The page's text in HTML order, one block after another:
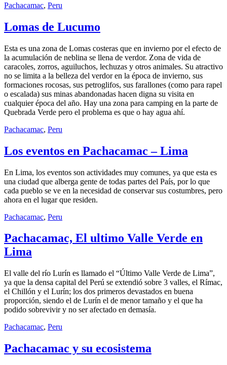
Pachacamac, Peru
Lomas de Lucumo
Esta es una zona de Lomas costeras que en invierno por el efecto de
la acumulación de neblina se llena de verdor. Zona de vida de
caracoles, zorros, aguiluchos, lechuzas y otros animales. Su atractivo
no se limita a la belleza del verdor en la época de invierno, sus
formaciones rocosas, sus petroglifos, sus farallones (como para rapel
o escalada) sus minas abandonadas hacen digna su visita en
cualquier época del año. Hay una zona para camping en la parte de
Quebrada Verde pero el problema es que o hay agua ahí.
Pachacamac, Peru
Los eventos en Pachacamac – Lima
En Lima, los eventos son actividades muy comunes, ya que esta es
una ciudad que alberga gente de todas partes del País, por lo que
cada pueblo se ve en la necesidad de conservar sus costumbres, pero
ahora en el lugar que residen.
Pachacamac, Peru
Pachacamac, El ultimo Valle Verde en
Lima
El valle del río Lurín es llamado el “Último Valle Verde de Lima”,
ya que la densa capital del Perú se extendió sobre 3 valles, el Rímac,
el Chillón y el Lurín; los dos primeros devastados en buena
proporción, siendo el de Lurín el de menor tamaño y el que ha
podido sobrevivir y no ser afectado en demasía.
Pachacamac, Peru
Pachacamac y su ecosistema